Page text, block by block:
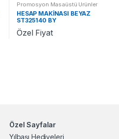
Promosyon Masaüstü Ürünler
HESAP MAKİNASI BEYAZ
ST325140 BY
Özel Fiyat
Özel Sayfalar
Yılbaşı Hediyeleri